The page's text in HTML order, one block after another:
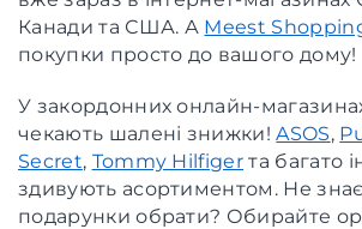
Канади та США. А Meest
покупки просто до вашого дому!
У закордонних онлайн-
чекають шалені знижки!ASOS,
Secret, Tommy Hilfiger та багато
здивують асортиментом. Не
подарунки обрати? Обирайте